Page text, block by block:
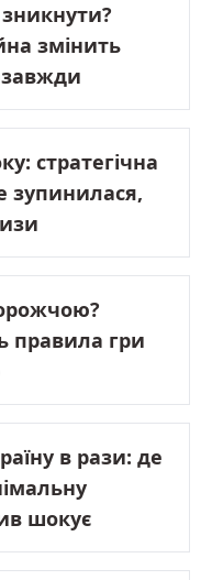
змінить
стратегічна
зупинилася,
правила гри
в рази: де
шокує